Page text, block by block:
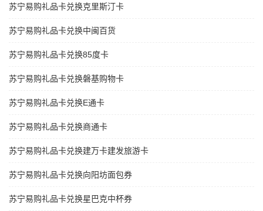
苏宁易购礼品卡兑换克里斯汀卡
苏宁易购礼品卡兑换中闽百货
苏宁易购礼品卡兑换85度卡
苏宁易购礼品卡兑换磐基购物卡
苏宁易购礼品卡兑换E通卡
苏宁易购礼品卡兑换商通卡
苏宁易购礼品卡兑换建万卡建发旅游卡
苏宁易购礼品卡兑换向阳坊面包券
苏宁易购礼品卡兑换星巴克中杯券